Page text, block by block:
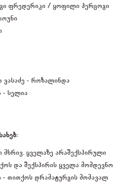
ფრედერიკი / ყოფილი ჰერცოგი
ვასაძე - როზალინდა
- სელია
მხრივ, ყველაზე არაშექსპირული
და შექსპირის ყველა მომდევნო
- თითქოს დრამატურგის მომავალ